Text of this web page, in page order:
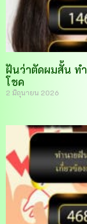
ฝันว่าตัดผมสั้น ท
โชค
2 มิถุนายน 2026